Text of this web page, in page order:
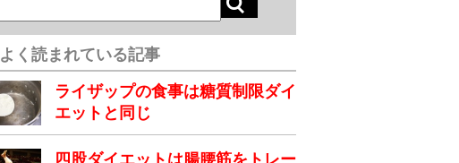
よく読まれている記事
ライザップの食事は糖質制限ダイ
エットと同じ
四股ダイエットは腸腰筋をトレー